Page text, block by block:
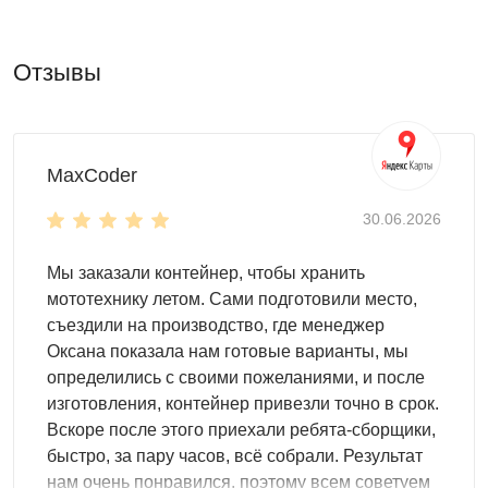
Контейнеры SKOGGY – это не только
оформления под ваш запрос. Вы можете выбрать один
любая расцветка RAL
Внутренняя организация
Внутреннее пространство хозблока можно использовать
как угодно, разместив то, что необходимо:
полки и стеллажи;
ящики и шкафы;
другие системы хранения
Отзывы
MaxCoder
30.06.2026
Мы заказали контейнер, чтобы хранить
мототехнику летом. Сами подготовили место,
съездили на производство, где менеджер
Оксана показала нам готовые варианты, мы
определились с своими пожеланиями, и после
изготовления, контейнер привезли точно в срок.
Вскоре после этого приехали ребята-сборщики,
быстро, за пару часов, всё собрали. Результат
нам очень понравился, поэтому всем советуем